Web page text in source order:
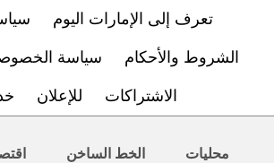
تعرف إلى الإمارات اليوم
الشروط والأحكام سياسة
الاشتراكات للإعلان
محليات الخط الساخن